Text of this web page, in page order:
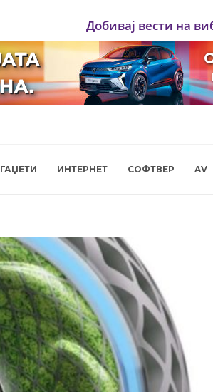
Добивај вести на
ГАЏЕТИ ИНТЕРНЕТ СОФТВЕР AV